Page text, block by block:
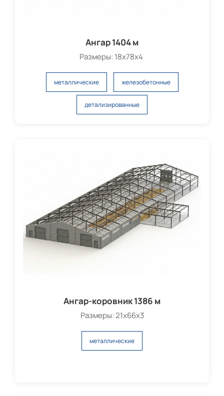
Ангар 1404 м
Размеры: 18х78х4
металлические железобетонные
детализированные
Ангар-коровник 1386 м
Размеры: 21х66х3
металлические